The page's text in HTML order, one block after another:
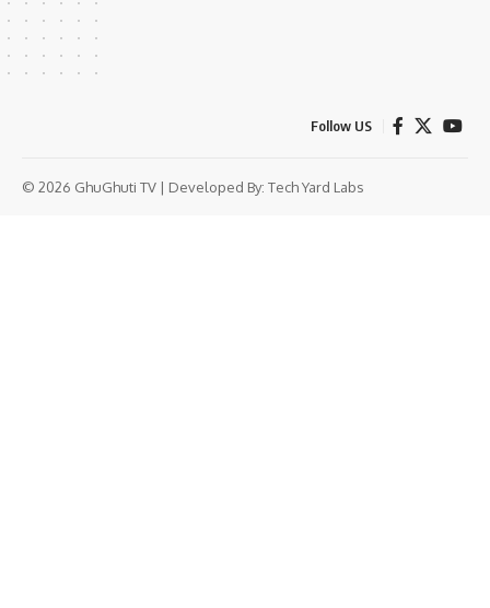
Follow US
© 2026 GhuGhuti TV | Developed By: Tech Yard Labs